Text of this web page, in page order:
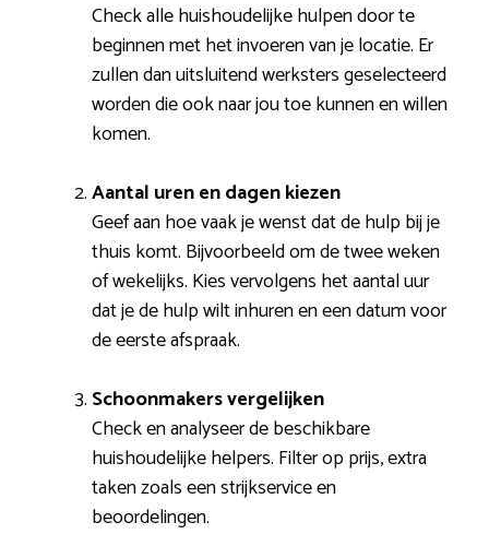
Check alle huishoudelijke hulpen door te
beginnen met het invoeren van je locatie. Er
zullen dan uitsluitend werksters geselecteerd
worden die ook naar jou toe kunnen en willen
komen.
Aantal uren en dagen kiezen
Geef aan hoe vaak je wenst dat de hulp bij je
thuis komt. Bijvoorbeeld om de twee weken
of wekelijks. Kies vervolgens het aantal uur
dat je de hulp wilt inhuren en een datum voor
de eerste afspraak.
Schoonmakers vergelijken
Check en analyseer de beschikbare
huishoudelijke helpers. Filter op prijs, extra
taken zoals een strijkservice en
beoordelingen.